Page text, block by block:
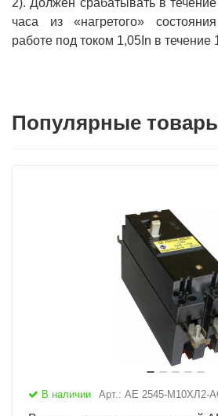
2). Должен срабатывать в
часа из «нагретого»
работе под током 1,05In в течение
Популярные
В наличии Арт.: АЕ 2545-М10ХЛ2-